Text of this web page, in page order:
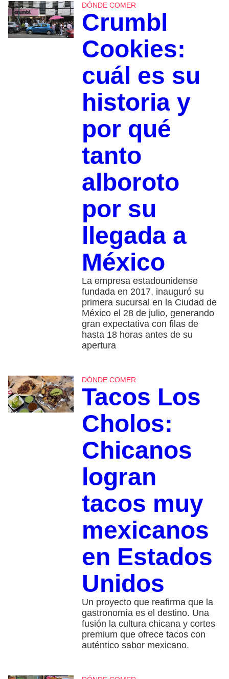
DÓNDE COMER
Crumbl
Cookies:
cuál es su
historia y
por qué
tanto
alboroto
por su
llegada a
México
La empresa estadounidense
fundada en 2017, inauguró su
primera sucursal en la Ciudad de
México el 28 de julio, generando
gran expectativa con filas de
hasta 18 horas antes de su
apertura
DÓNDE COMER
Tacos Los
Cholos:
Chicanos
logran
tacos muy
mexicanos
en Estados
Unidos
Un proyecto que reafirma que la
gastronomía es el destino. Una
fusión la cultura chicana y cortes
premium que ofrece tacos con
auténtico sabor mexicano.